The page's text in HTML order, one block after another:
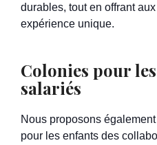
durables, tout en offrant
expérience unique.
Colonies pour
salariés
Nous proposons
pour les enfants des